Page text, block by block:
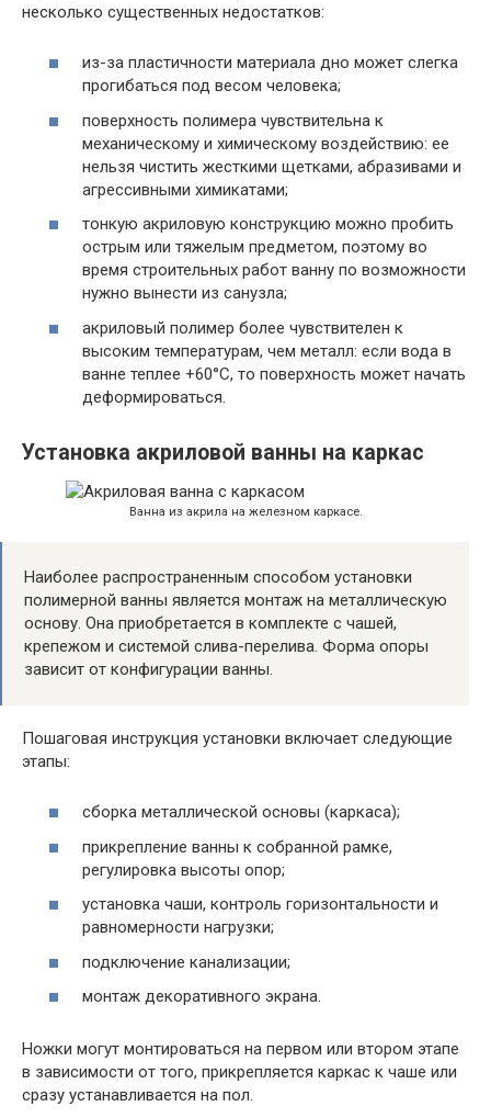
несколько существенных недостатков:
из-за пластичности материала дно может слегка
прогибаться под весом человека;
поверхность полимера чувствительна к
механическому и химическому воздействию: ее
нельзя чистить жесткими щетками, абразивами и
агрессивными химикатами;
тонкую акриловую конструкцию можно пробить
острым или тяжелым предметом, поэтому во
время строительных работ ванну по возможности
нужно вынести из санузла;
акриловый полимер более чувствителен к
высоким температурам, чем металл: если вода в
ванне теплее +60°С, то поверхность может начать
деформироваться.
Установка акриловой ванны на каркас
Ванна из акрила на железном каркасе.
Наиболее распространенным способом установки
полимерной ванны является монтаж на металлическую
основу. Она приобретается в комплекте с чашей,
крепежом и системой слива-перелива. Форма опоры
зависит от конфигурации ванны.
Пошаговая инструкция установки включает следующие
этапы:
сборка металлической основы (каркаса);
прикрепление ванны к собранной рамке,
регулировка высоты опор;
установка чаши, контроль горизонтальности и
равномерности нагрузки;
подключение канализации;
монтаж декоративного экрана.
Ножки могут монтироваться на первом или втором этапе
в зависимости от того, прикрепляется каркас к чаше или
сразу устанавливается на пол.